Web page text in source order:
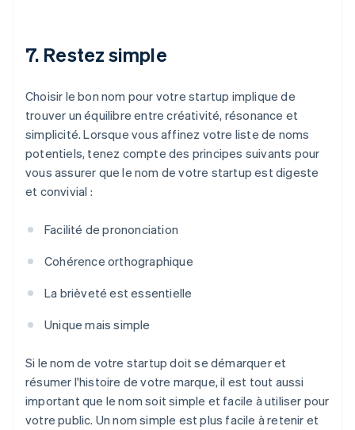
7. Restez simple
Choisir le bon nom pour votre startup implique de
trouver un équilibre entre créativité, résonance et
simplicité. Lorsque vous affinez votre liste de noms
potentiels, tenez compte des principes suivants pour
vous assurer que le nom de votre startup est digeste
et convivial :
Facilité de prononciation
Cohérence orthographique
La brièveté est essentielle
Unique mais simple
Si le nom de votre startup doit se démarquer et
résumer l'histoire de votre marque, il est tout aussi
important que le nom soit simple et facile à utiliser pour
votre public. Un nom simple est plus facile à retenir et